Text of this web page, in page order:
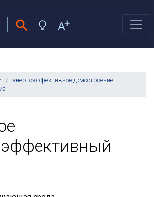
энергоэффективное домостроение